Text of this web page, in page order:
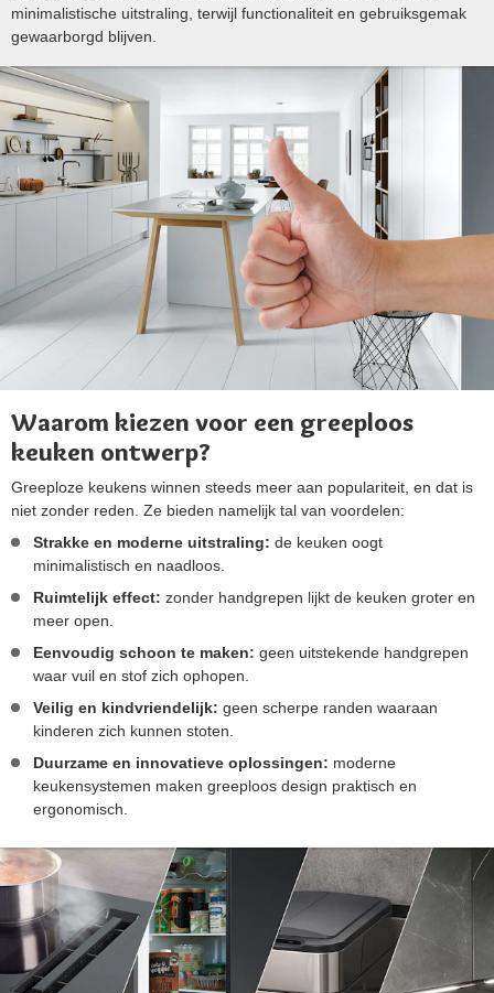
minimalistische uitstraling, terwijl functionaliteit en gebruiksgemak
gewaarborgd blijven.
Waarom kiezen voor een greeploos
keuken ontwerp?
Greeploze keukens winnen steeds meer aan populariteit, en dat is
niet zonder reden. Ze bieden namelijk tal van voordelen:
Strakke en moderne uitstraling: de keuken oogt
minimalistisch en naadloos.
Ruimtelijk effect: zonder handgrepen lijkt de keuken groter en
meer open.
Eenvoudig schoon te maken: geen uitstekende handgrepen
waar vuil en stof zich ophopen.
Veilig en kindvriendelijk: geen scherpe randen waaraan
kinderen zich kunnen stoten.
Duurzame en innovatieve oplossingen: moderne
keukensystemen maken greeploos design praktisch en
ergonomisch.